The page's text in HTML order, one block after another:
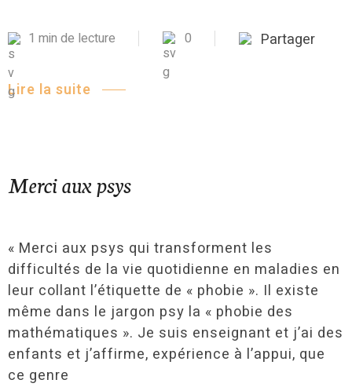
1 min de lecture 0 Partager
Lire la suite
Merci aux psys
« Merci aux psys qui transforment les
difficultés de la vie quotidienne en maladies en
leur collant l’étiquette de « phobie ». Il existe
même dans le jargon psy la « phobie des
mathématiques ». Je suis enseignant et j’ai des
enfants et j’affirme, expérience à l’appui, que
ce genre